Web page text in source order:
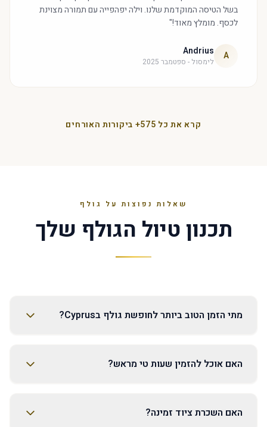
בשל הטיסה המוקדמת שלנו. וילה יפהפייה עם תמורה מצוינת
לכסף. מומלץ מאוד!"
A
Andrius
לימסול - ספטמבר 2025
קרא את כל 575+ ביקורות האורחים
שאלות נפוצות על גולף
תכנון טיול הגולף שלך
מתי הזמן הטוב ביותר לחופשת גולף בCyprus?
האם אוכל להזמין שעות טי מראש?
האם השכרת ציוד זמינה?